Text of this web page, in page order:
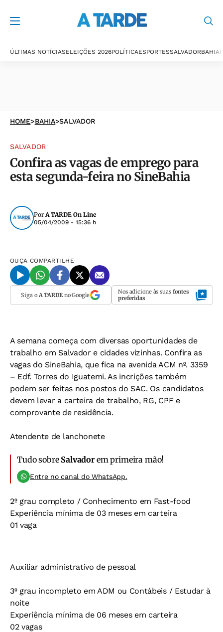
ÚLTIMAS NOTÍCIASELEIÇÕES 2026POLÍTICAESPORTESSALVADORBAHIA
HOME>BAHIA>SALVADOR
SALVADOR
Confira as vagas de emprego para
esta segunda-feira no SineBahia
PorA TARDE On Line
05/04/2009 - 15:36 h
OUÇA COMPARTILHE
Siga o A TARDEno Google Nos adicione às suas fontes
preferidas
A semana começa com diversas oportunidades de
trabalho em Salvador e cidades vizinhas. Confira as
vagas do SineBahia, que fica na avenida ACM nº. 3359
– Edf. Torres do Iguatemi. As incrições também
podem ser feitas nos postos do SAC. Os candidatos
devem levar a carteira de trabalho, RG, CPF e
comprovante de residência.
Atendente de lanchonete
Tudo sobre Salvadorem primeira mão!
Entre no canal do WhatsApp.
2º grau completo / Conhecimento em Fast-food
Experiência mínima de 03 meses em carteira
01 vaga
Auxiliar administrativo de pessoal
3º grau incompleto em ADM ou Contábeis / Estudar à
noite
Experiência mínima de 06 meses em carteira
02 vagas